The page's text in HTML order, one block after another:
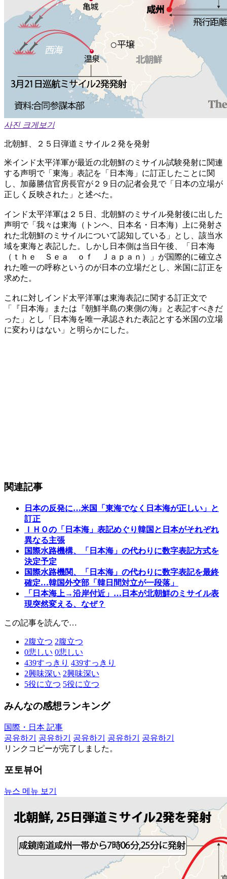
사진 크게보기
北朝鮮、２５日弾道ミサイル２発を発射
米インド太平洋軍が最近の北朝鮮のミサイル試験発射に関連
する声明で「東海」表記を「日本海」に訂正したことに関
し、加藤勝信官房長官が２９日の記者会見で「日本の立場が
正しく反映された」と述べた。
インド太平洋軍は２５日、北朝鮮のミサイル発射後に出した
声明で「我々は東海（トンヘ、日本名・日本海）上に発射さ
れた北朝鮮のミサイルについて認知している」とし、該当水
域を東海と表記した。しかし日本側は当日午後、「日本海
（ｔｈｅ Ｓｅａ ｏｆ Ｊａｐａｎ）」が国際的に確立さ
れた唯一の呼称というのが日本の立場だとし、米国に訂正を
求めた。
これに対しインド太平洋軍は東海表記に関する訂正文で
「『日本海』または『朝鮮半島の東側の海』と表記すべきだ
った」とし「日本海を唯一承認された表記とする米国の立場
に変わりはない」と明らかにした。
関連記事
日本の反発に…米国「東海でなく日本海が正しい」と
訂正
ＩＨＯの「日本海」表記めぐり韓国と日本がそれぞれ
異なる主張
国際水路機構、「日本海」の代わりに数字表記方式を
決定予定
国際水路機関、「日本海」の代わりに数字表記を最終
確定…韓国外交部「韓日間対立が一段落」
「日本海上→沿岸付近」…日本が北朝鮮のミサイル表
現突然変える、なぜ？
この記事を読んで…
2腹立つ 2腹立つ
0悲しい 0悲しい
439すっきり 439すっきり
2興味深い 2興味深い
5役に立つ 5役に立つ
みんなの感想ランキング
国際・日本 記事
공유하기
공유하기 공유하기 공유하기
공유하기
リンクコピーが完了しました。
포토뷰어
뉴스 메뉴 보기